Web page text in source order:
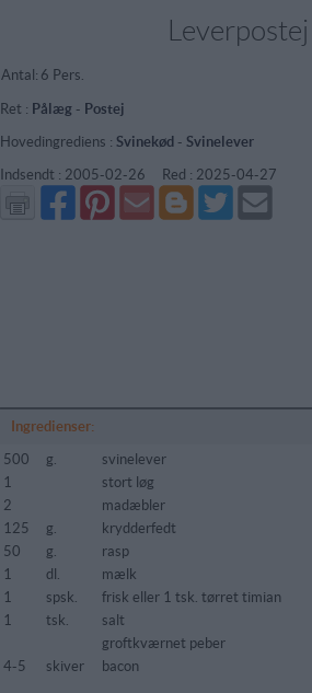
Antal: 6 Pers.
Ret : Pålæg- Postej
Hovedingrediens : Svinekød - Svinelever
Indsendt : 2005-02-26 Red : 2025-04-27
Del
på
Facebook
Del
på
Pinterest
Send
via
GMail
Del
på
Blogger
Del
på
Twitter
Send
mail
Ingredienser:
500
g.
svinelever
1
stort løg
2
madæbler
125
g.
krydderfedt
50
g.
rasp
1
dl.
mælk
1
spsk.
frisk eller 1 tsk. tørret timian
1
tsk.
salt
groftkværnet peber
4-5
skiver bacon